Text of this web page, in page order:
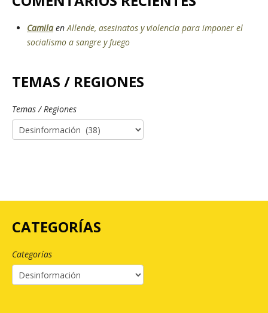
CamilaenAllende, asesinatos y violencia para imponer el
socialismo a sangre y fuego
TEMAS / REGIONES
Temas / Regiones
CATEGORÍAS
Categorías